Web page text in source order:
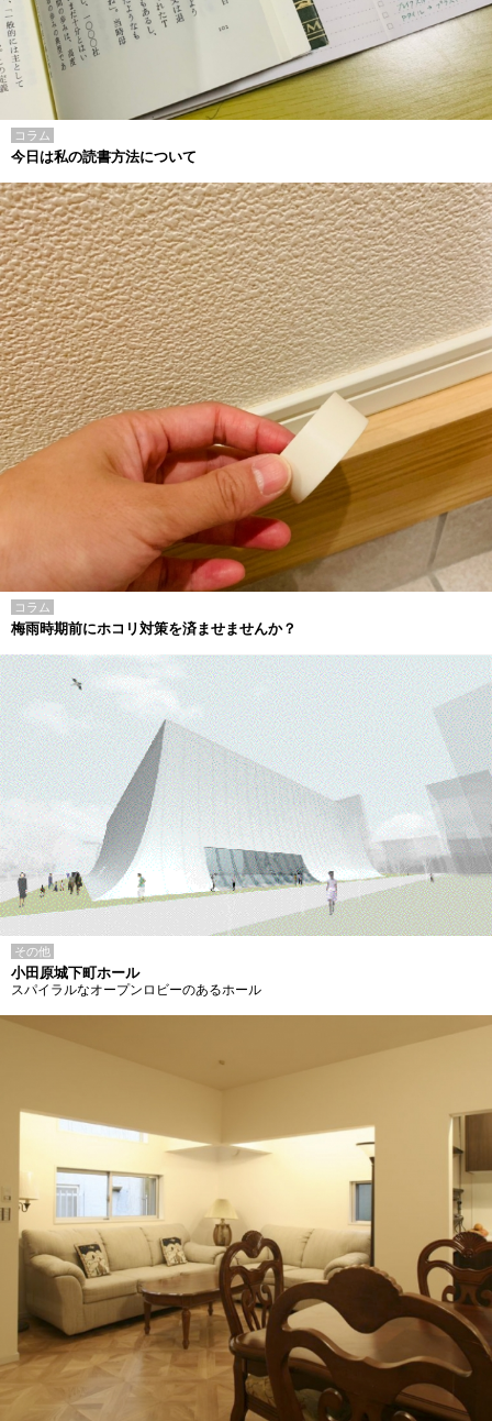
コラム
今日は私の読書方法について
コラム
梅雨時期前にホコリ対策を済ませませんか？
その他
小田原城下町ホール
スパイラルなオープンロビーのあるホール